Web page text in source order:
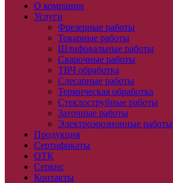
О компании
Услуги
Фрезерные работы
Токарные работы
Шлифовальные работы
Сварочные работы
ТВЧ обработка
Слесарные работы
Термическая обработка
Стеклоструйные работы
Заточные работы
Электроэрозионные работы
Продукция
Сертификаты
ОТК
Сервис
Контакты